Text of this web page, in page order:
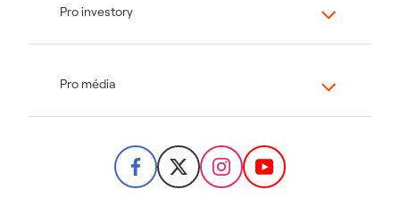
Pro investory
Pro média